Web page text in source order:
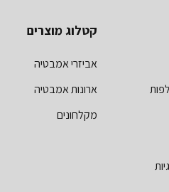
קטלוג מוצרים
אביזרי אמבטיה
ארונות אמבטיה
מקלחונים